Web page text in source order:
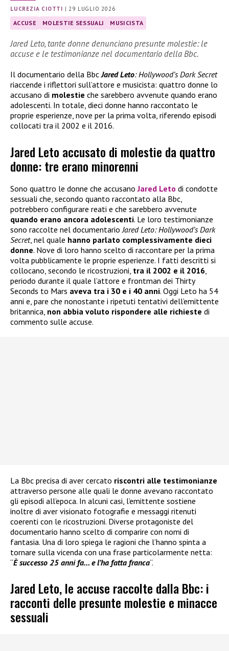
LUCREZIA CIOTTI |29 LUGLIO 2026
ACCUSE MOLESTIE SESSUALI MUSICISTA
Jared Leto, tante donne denunciano presunte molestie: le
accuse e le testimonianze nel documentario della Bbc.
Il documentario della BbcJared Leto: Hollywood’s Dark Secret
riaccende i riflettori sull’attore e musicista: quattro donne lo
accusano di molestie che sarebbero avvenute quando erano
adolescenti. In totale, dieci donne hanno raccontato le
proprie esperienze, nove per la prima volta, riferendo episodi
collocati tra il 2002 e il 2016.
Jared Leto accusato di molestie da quattro
donne: tre erano minorenni
Sono quattro le donne che accusanoJared Leto di condotte
sessuali che, secondo quanto raccontato alla Bbc,
potrebbero configurare reati e che sarebbero avvenute
quando erano ancora adolescenti. Le loro testimonianze
sono raccolte nel documentario Jared Leto: Hollywood’s Dark
Secret, nel quale hanno parlato complessivamente dieci
donne. Nove di loro hanno scelto di raccontare per la prima
volta pubblicamente le proprie esperienze. I fatti descritti si
collocano, secondo le ricostruzioni, tra il 2002 e il 2016
periodo durante il quale l’attore e frontman dei Thirty
Seconds to Mars aveva tra i 30 e i 40 anni. Oggi Leto ha 54
anni e, pare che nonostante i ripetuti tentativi dell’emittente
britannica, non abbia voluto rispondere alle richieste di
commento sulle accuse.
La Bbc precisa di aver cercato riscontri alle testimonianze
attraverso persone alle quali le donne avevano raccontato
gli episodi all’epoca. In alcuni casi, l’emittente sostiene
inoltre di aver visionato fotografie e messaggi ritenuti
coerenti con le ricostruzioni. Diverse protagoniste del
documentario hanno scelto di comparire con nomi di
fantasia. Una di loro spiega le ragioni che l’hanno spinta a
tornare sulla vicenda con una frase particolarmente netta:
“È successo 25 anni fa… e l’ha fatta franca“.
Jared Leto, le accuse raccolte dalla Bbc: i
racconti delle presunte molestie e minacce
sessuali